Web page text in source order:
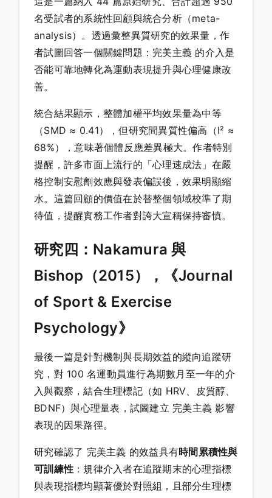
名受試者的系統性回顧與統合分析（meta-
analysis）。透過彙整異質研究的效果量，作
者試圖回答一個關鍵問題：完美主義 的介入是
否能可靠地轉化為運動表現提升與心理健康改
善。
統合結果顯示，整體加權平均效果量為中等
（SMD ≈ 0.41），但研究間異質性偏高（I² ≈
68%），意味著個體反應差異極大。作者特別
提醒，許多市面上流行的「心理速成法」在嚴
格控制安慰劑效應與發表偏誤後，效果明顯縮
水。這篇回顧的價值在於替整個領域校準了期
待值，提醒實務工作者對誇大宣稱保持審慎。
研究四：Nakamura 與
Bishop（2015），《Journal
of Sport & Exercise
Psychology》
最後一篇是針對機制與長期效益的縱向追蹤研
究，對 100 名運動員進行為期數月至一年的介
入與觀察，結合生理標記（如 HRV、皮質醇、
BDNF）與心理量表，試圖建立 完美主義 影響
表現的因果路徑。
研究確認了 完美主義 的效益具有時間累積性與
可訓練性 ：規律介入者在追蹤期末的心理指標
與表現指標均顯著優於對照組，且部分生理標